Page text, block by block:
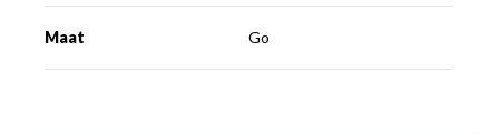
Maat Go